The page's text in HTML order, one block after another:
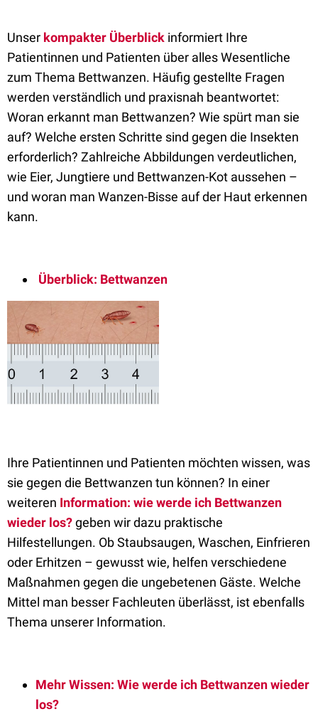
Unser kompakter Überblick informiert Ihre
Patientinnen und Patienten über alles Wesentliche
zum Thema Bettwanzen. Häufig gestellte Fragen
werden verständlich und praxisnah beantwortet:
Woran erkannt man Bettwanzen? Wie spürt man sie
auf? Welche ersten Schritte sind gegen die Insekten
erforderlich? Zahlreiche Abbildungen verdeutlichen,
wie Eier, Jungtiere und Bettwanzen-Kot aussehen –
und woran man Wanzen-Bisse auf der Haut erkennen
kann.
Überblick: Bettwanzen
Ihre Patientinnen und Patienten möchten wissen, was
sie gegen die Bettwanzen tun können? In einer
weiteren Information: wie werde ich Bettwanzen
wieder los?geben wir dazu praktische
Hilfestellungen. Ob Staubsaugen, Waschen, Einfrieren
oder Erhitzen – gewusst wie, helfen verschiedene
Maßnahmen gegen die ungebetenen Gäste. Welche
Mittel man besser Fachleuten überlässt, ist ebenfalls
Thema unserer Information.
Mehr Wissen: Wie werde ich Bettwanzen wieder
los?